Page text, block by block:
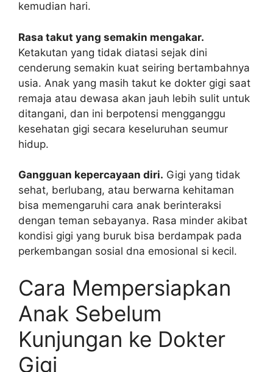
kemudian hari.
Rasa takut yang semakin mengakar.
Ketakutan yang tidak diatasi sejak dini
cenderung semakin kuat seiring bertambahnya
usia. Anak yang masih takut ke dokter gigi saat
remaja atau dewasa akan jauh lebih sulit untuk
ditangani, dan ini berpotensi mengganggu
kesehatan gigi secara keseluruhan seumur
hidup.
Gangguan kepercayaan diri. Gigi yang tidak
sehat, berlubang, atau berwarna kehitaman
bisa memengaruhi cara anak berinteraksi
dengan teman sebayanya. Rasa minder akibat
kondisi gigi yang buruk bisa berdampak pada
perkembangan sosial dna emosional si kecil.
Cara Mempersiapkan
Anak Sebelum
Kunjungan ke Dokter
Gigi